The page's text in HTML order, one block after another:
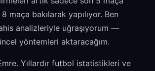
maça bakılarak yapılıyor. Ben
analizleriyle uğraşıyorum —
yöntemleri aktaracağım.
Yıllardır futbol istatistikleri ve